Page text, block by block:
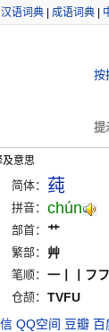
汉语词典 成语词典
按
提
及意思
简体： 莼
拼音： chún
部首： 艹
繁部：
艸
笔顺： 一丨丨フ
仓颉： TVFU
QQ空间 豆瓣 百